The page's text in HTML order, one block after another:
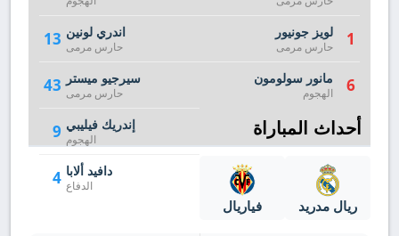
13 اندري لونين
حارس مرمى
43 سيرجيو ميستر
حارس مرمى
9 إندريك فيليبي
الهجوم
4 دافيد ألابا
الدفاع
1 لويز جونيور
حارس مرمى
6 مانور سولومون
الهجوم
أحداث المباراة
ريال مدريد فياريال